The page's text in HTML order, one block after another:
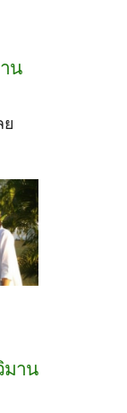
น
มาน